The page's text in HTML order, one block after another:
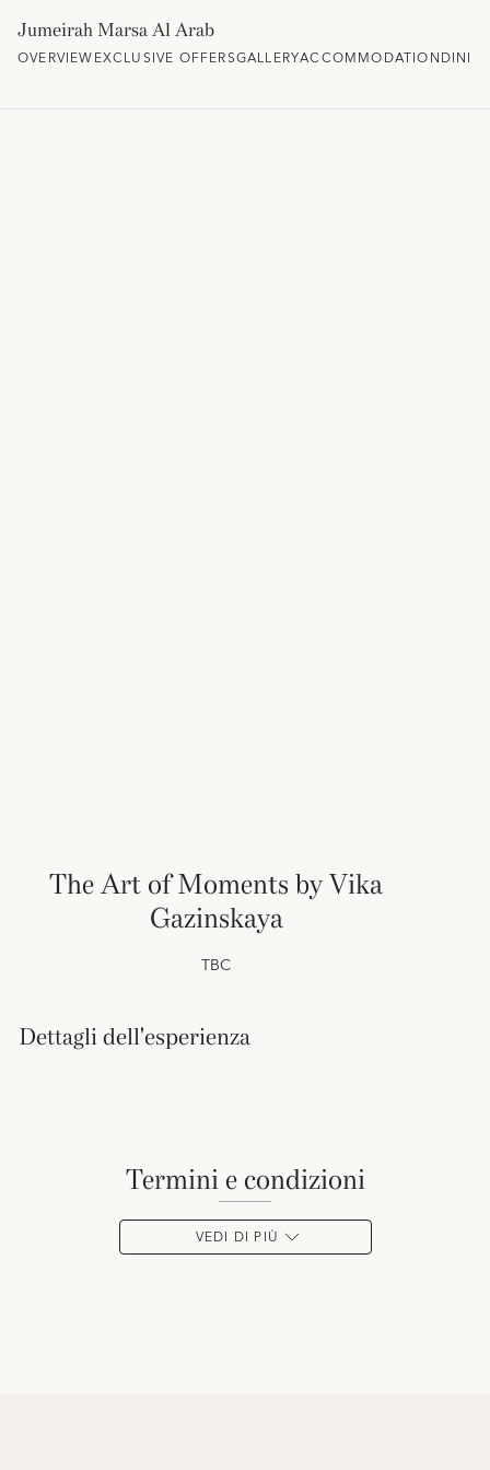
Jumeirah Marsa Al Arab
OVERVIEWEXCLUSIVE OFFERSGALLERYACCOMMODATION
The Art of Moments by Vika
Gazinskaya
TBC
Dettagli dell'esperienza
termini e condizioni
VEDI DI PIÙ